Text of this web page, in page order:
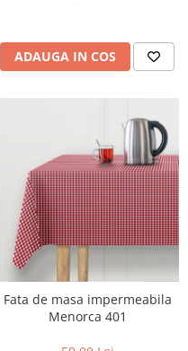
ADAUGA IN COS
Fata de masa impermeabila
Menorca 401